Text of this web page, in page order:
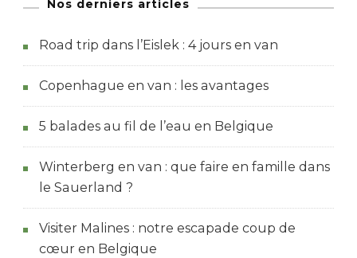
Nos derniers articles
Road trip dans l’Eislek : 4 jours en van
Copenhague en van : les avantages
5 balades au fil de l’eau en Belgique
Winterberg en van : que faire en famille dans
le Sauerland ?
Visiter Malines : notre escapade coup de
cœur en Belgique